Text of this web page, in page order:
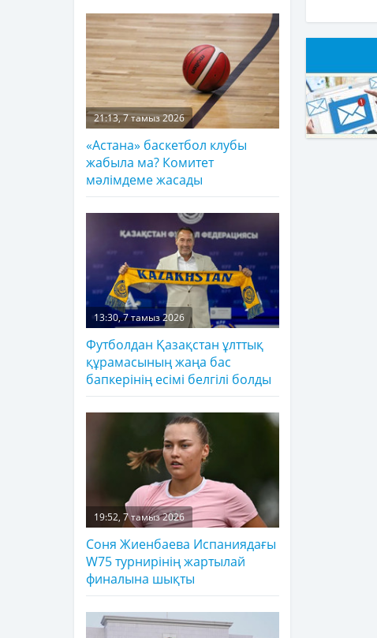
21:13, 7 тамыз 2026
«Астана» баскетбол клубы
жабыла ма? Комитет
мәлімдеме жасады
13:30, 7 тамыз 2026
Футболдан Қазақстан ұлттық
құрамасының жаңа бас
бапкерінің есімі белгілі болды
19:52, 7 тамыз 2026
Соня Жиенбаева Испаниядағы
W75 турнирінің жартылай
финалына шықты